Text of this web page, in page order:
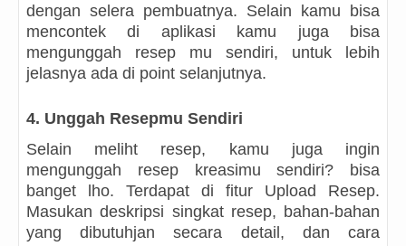
dengan selera pembuatnya. Selain kamu bisa
mencontek di aplikasi kamu juga bisa
mengunggah resep mu sendiri, untuk lebih
jelasnya ada di point selanjutnya.
4. Unggah Resepmu Sendiri
Selain meliht resep, kamu juga ingin
mengunggah resep kreasimu sendiri? bisa
banget lho. Terdapat di fitur Upload Resep.
Masukan deskripsi singkat resep, bahan-bahan
yang dibutuhjan secara detail, dan cara